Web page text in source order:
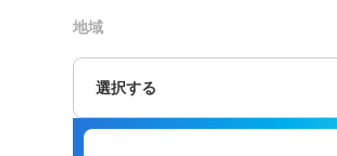
地域
選択する